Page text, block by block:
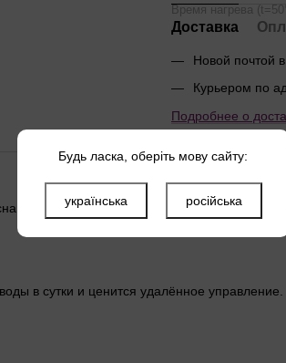
Время нагрева
Доставка
Новой почтой
Курьером по
Подробнее о
баком 80 л и двумя сухими ТЭНами
в сутки и ценится удалённое
Будь ласка, оберіть мову сайту:
українська російська